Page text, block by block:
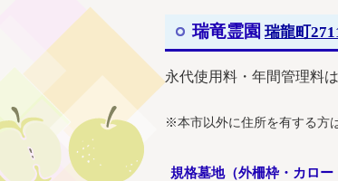
瑞竜霊園 瑞龍町
永代使用料・年間管理料
※本市以外に住所を有する方
規格墓地（外柵枠・カロー